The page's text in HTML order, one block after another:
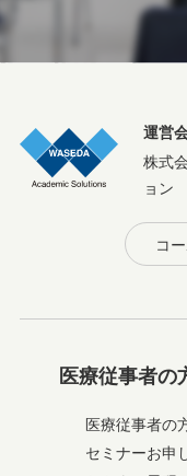
運営
株式
ョン
コ
医療従事者の
医療従事者の
セミナーお申